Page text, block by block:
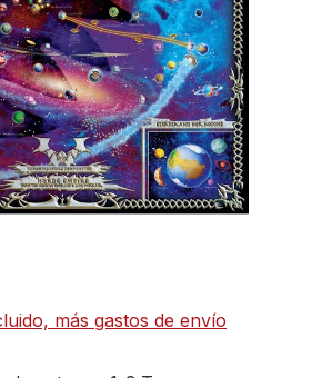
más gastos de envío